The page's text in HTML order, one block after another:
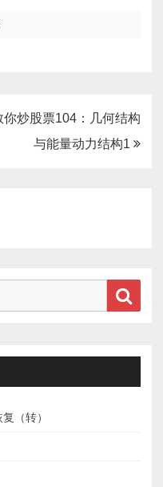
你炒股票104：几何结构
与能量动力结构1
（转）